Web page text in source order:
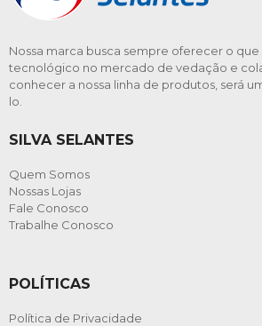
Nossa marca busca sempre oferecer o
tecnológico no mercado de vedação e
conhecer a nossa linha de produtos, será
lo.
SILVA SELANTES
Quem Somos
Nossas Lojas
Fale Conosco
Trabalhe Conosco
POLÍTICAS
Política de Privacidade